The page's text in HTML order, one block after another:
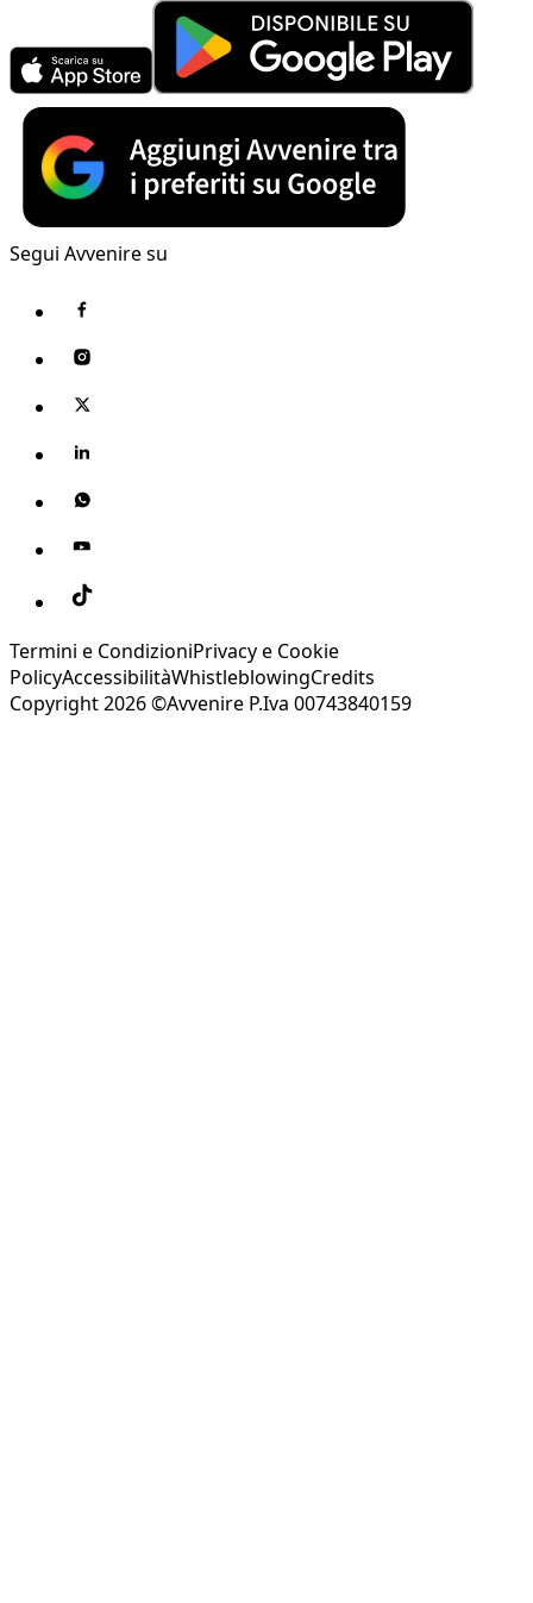
Segui Avvenire su
Termini e CondizioniPrivacy e Cookie
PolicyAccessibilitàWhistleblowingCredits
Copyright 2026 ©Avvenire P.Iva 00743840159